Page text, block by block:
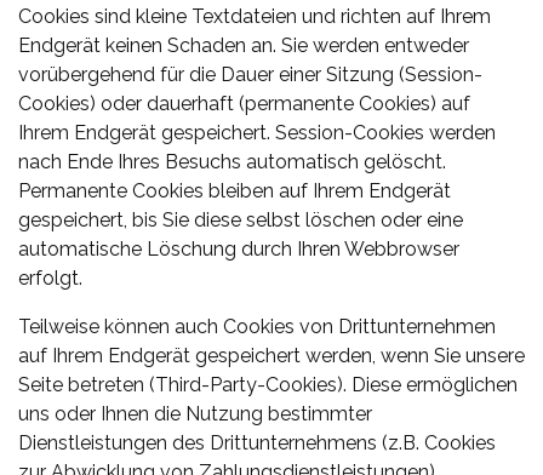
Cookies sind kleine Textdateien und richten auf Ihrem
Endgerät keinen Schaden an. Sie werden entweder
vorübergehend für die Dauer einer Sitzung (Session-
Cookies) oder dauerhaft (permanente Cookies) auf
Ihrem Endgerät gespeichert. Session-Cookies werden
nach Ende Ihres Besuchs automatisch gelöscht.
Permanente Cookies bleiben auf Ihrem Endgerät
gespeichert, bis Sie diese selbst löschen oder eine
automatische Löschung durch Ihren Webbrowser
erfolgt.
Teilweise können auch Cookies von Drittunternehmen
auf Ihrem Endgerät gespeichert werden, wenn Sie unsere
Seite betreten (Third-Party-Cookies). Diese ermöglichen
uns oder Ihnen die Nutzung bestimmter
Dienstleistungen des Drittunternehmens (z.B. Cookies